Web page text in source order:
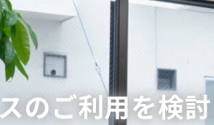
のご利用を検